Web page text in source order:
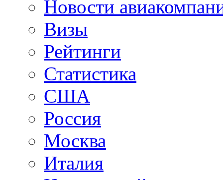
Новости
Визы
Рейтинги
Статистика
США
Россия
Москва
Италия